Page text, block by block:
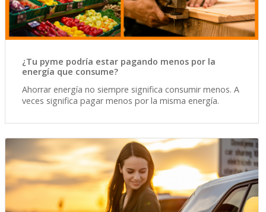
¿Tu pyme podría estar pagando menos por la
energía que consume?
Ahorrar energía no siempre significa consumir menos. A
veces significa pagar menos por la misma energía.